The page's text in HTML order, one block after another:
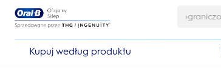
Kupuj według produktu